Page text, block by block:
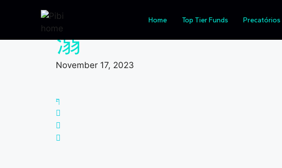
Home Top Tier Funds Precatórios
November 17, 2023